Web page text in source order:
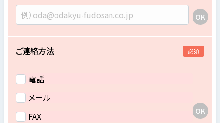
ご連絡方法 必須
電話
メール
FAX